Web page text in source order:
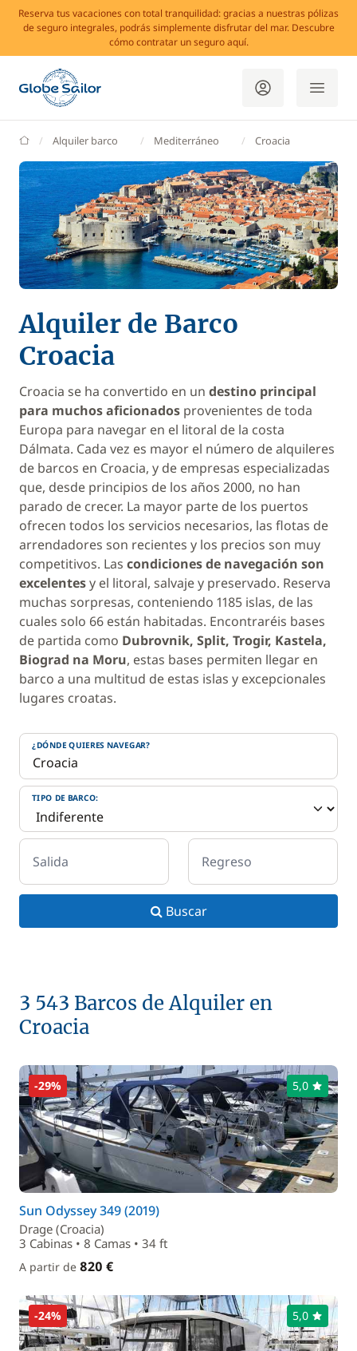
Reserva tus vacaciones con total tranquilidad: gracias a nuestras pólizas
de seguro integrales, podrás simplemente disfrutar del mar. Descubre
cómo contratar un seguro aquí.
GlobeSailor
Alquiler barco Mediterráneo Croacia
Alquiler de Barco
Croacia
Croacia se ha convertido en un destino principal
para muchos aficionados provenientes de toda
Europa para navegar en el litoral de la costa
Dálmata. Cada vez es mayor el número de alquileres
de barcos en Croacia, y de empresas especializadas
que, desde principios de los años 2000, no han
parado de crecer. La mayor parte de los puertos
ofrecen todos los servicios necesarios, las flotas de
arrendadores son recientes y los precios son muy
competitivos. Las condiciones de navegación son
excelentesy el litoral, salvaje y preservado. Reserva
muchas sorpresas, conteniendo 1185 islas, de las
cuales solo 66 están habitadas. Encontraréis bases
de partida como Dubrovnik, Split, Trogir, Kastela,
Biograd na Moru, estas bases permiten llegar en
barco a una multitud de estas islas y excepcionales
lugares croatas.
¿DÓNDE QUIERES NAVEGAR?
TIPO DE BARCO:
Salida Regreso
Buscar
3 543 Barcos de Alquiler en
Croacia
-29% 5,0
Sun Odyssey 349 (2019)
Drage (Croacia)
3 Cabinas • 8 Camas • 34 ft
A partir de 820 €
-24% 5,0